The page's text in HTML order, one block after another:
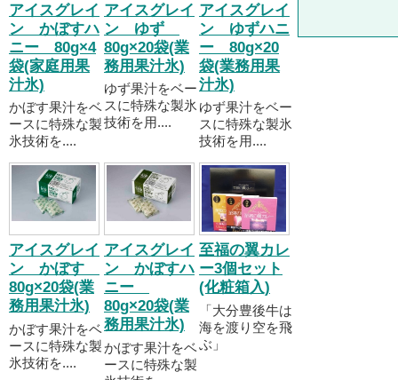
アイスグレイ
ン かぼすハ
ニー 80g×4
袋(家庭用果
汁氷)
かぼす果汁をベ
ースに特殊な製
氷技術を....
アイスグレイ
ン ゆず
80g×20袋(業
務用果汁氷)
ゆず果汁をベー
スに特殊な製氷
技術を用....
アイスグレイ
ン ゆずハニ
ー 80g×20
袋(業務用果
汁氷)
ゆず果汁をベー
スに特殊な製氷
技術を用....
アイスグレイ
ン かぼす
80g×20袋(業
務用果汁氷)
かぼす果汁をベ
ースに特殊な製
氷技術を....
アイスグレイ
ン かぼすハ
ニー
80g×20袋(業
務用果汁氷)
かぼす果汁をベ
ースに特殊な製
至福の翼カレ
ー3個セット
(化粧箱入)
「大分豊後牛は
海を渡り空を飛
ぶ」